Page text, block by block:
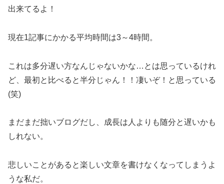
出来てるよ！
現在1記事にかかる平均時間は3～4時間。
これは多分遅い方なんじゃないかな…とは思っているけれ
ど、最初と比べると半分じゃん！！凄いぞ！と思っている
(笑)
まだまだ拙いブログだし、成長は人よりも随分と遅いかも
しれない。
悲しいことがあると楽しい文章を書けなくなってしまうよ
うな私だ。